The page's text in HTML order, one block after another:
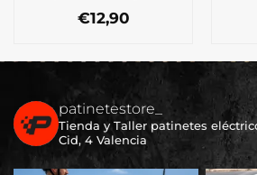
€12,90
patinetestore_
Tienda y Taller patinetes
Cid, 4 Valencia